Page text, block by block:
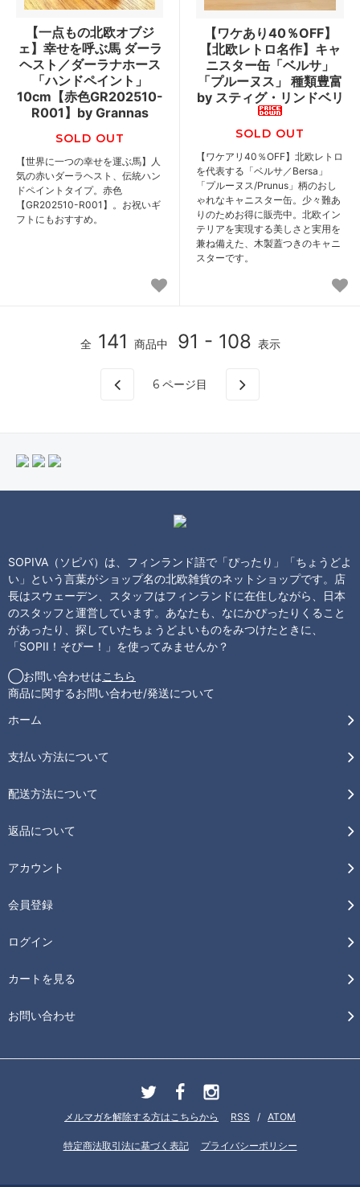
【一点もの北欧オブジ
ェ】幸せを呼ぶ馬 ダーラ
ヘスト／ダーラナホース
「ハンドペイント」
10cm【赤色GR202510-
R001】by Grannas
SOLD OUT
【世界に一つの幸せを運ぶ馬】人
気の赤いダーラヘスト、伝統ハン
ドペイントタイプ。赤色
【GR202510-R001】。お祝いギ
フトにもおすすめ。
【ワケあり40％OFF】
【北欧レトロ名作】キャ
ニスター缶「ベルサ」
「プルーヌス」 種類豊富
by スティグ・リンドベリ
SOLD OUT
【ワケアリ40％OFF】北欧レトロ
を代表する「ベルサ／Bersa」
「プルーヌス/Prunus」柄のおし
ゃれなキャニスター缶。少々難あ
りのためお得に販売中。北欧イン
テリアを実現する美しさと実用を
兼ね備えた、木製蓋つきのキャニ
スターです。
全 141 商品中 91 - 108 表示
6 ページ目
SOPIVA（ソピバ）は、フィンランド語で「ぴったり」「ちょうどよ
い」という言葉がショップ名の北欧雑貨のネットショップです。店
長はスウェーデン、スタッフはフィンランドに在住しながら、日本
のスタッフと運営しています。あなたも、なにかぴったりくること
があったり、探していたちょうどよいものをみつけたときに、
「SOPII！そぴー！」を使ってみませんか？
◯お問い合わせはこちら
商品に関するお問い合わせ/発送について
ホーム
支払い方法について
配送方法について
返品について
アカウント
会員登録
ログイン
カートを見る
お問い合わせ
メルマガを解除する方はこちらから RSS / ATOM
特定商法取引法に基づく表記 プライバシーポリシー